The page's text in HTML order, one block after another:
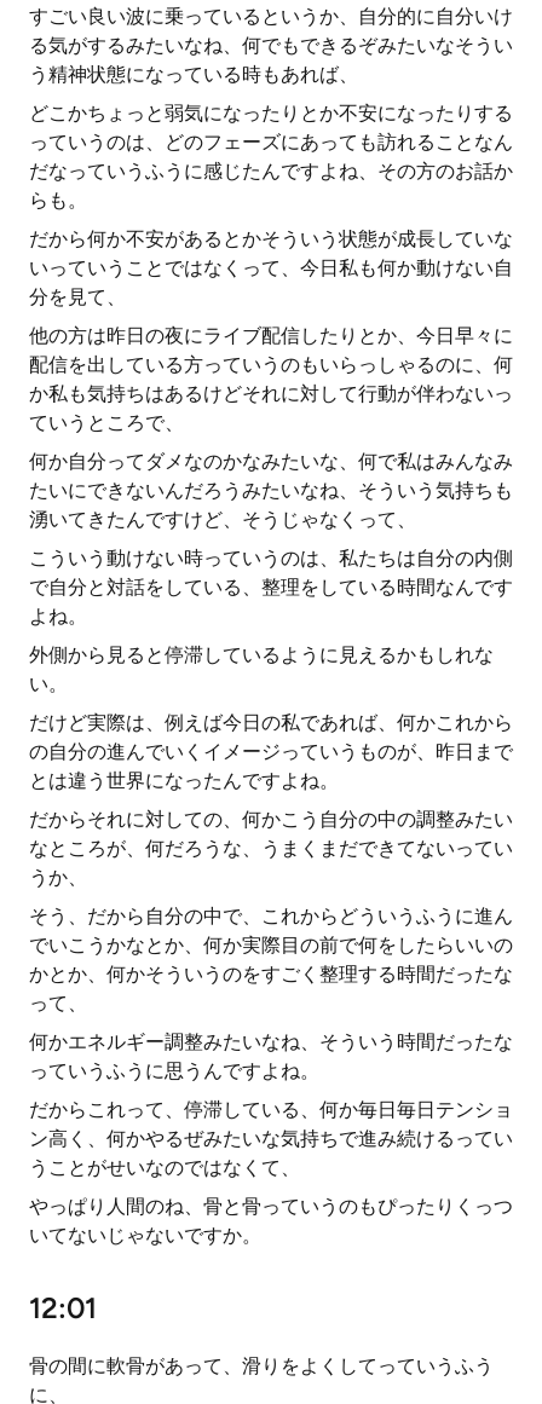
すごい良い波に乗っているというか、自分的に自分いけ
る気がするみたいなね、何でもできるぞみたいなそうい
う精神状態になっている時もあれば、
どこかちょっと弱気になったりとか不安になったりする
っていうのは、どのフェーズにあっても訪れることなん
だなっていうふうに感じたんですよね、その方のお話か
らも。
だから何か不安があるとかそういう状態が成長していな
いっていうことではなくって、今日私も何か動けない自
分を見て、
他の方は昨日の夜にライブ配信したりとか、今日早々に
配信を出している方っていうのもいらっしゃるのに、何
か私も気持ちはあるけどそれに対して行動が伴わないっ
ていうところで、
何か自分ってダメなのかなみたいな、何で私はみんなみ
たいにできないんだろうみたいなね、そういう気持ちも
湧いてきたんですけど、そうじゃなくって、
こういう動けない時っていうのは、私たちは自分の内側
で自分と対話をしている、整理をしている時間なんです
よね。
外側から見ると停滞しているように見えるかもしれな
い。
だけど実際は、例えば今日の私であれば、何かこれから
の自分の進んでいくイメージっていうものが、昨日まで
とは違う世界になったんですよね。
だからそれに対しての、何かこう自分の中の調整みたい
なところが、何だろうな、うまくまだできてないってい
うか、
そう、だから自分の中で、これからどういうふうに進ん
でいこうかなとか、何か実際目の前で何をしたらいいの
かとか、何かそういうのをすごく整理する時間だったな
って、
何かエネルギー調整みたいなね、そういう時間だったな
っていうふうに思うんですよね。
だからこれって、停滞している、何か毎日毎日テンショ
ン高く、何かやるぜみたいな気持ちで進み続けるってい
うことがせいなのではなくて、
やっぱり人間のね、骨と骨っていうのもぴったりくっつ
いてないじゃないですか。
12:01
骨の間に軟骨があって、滑りをよくしてっていうふう
に、